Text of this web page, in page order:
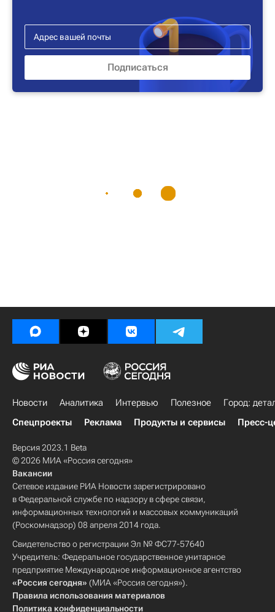
Новости Аналитика Интервью Полезное
Город:
Спецпроекты
Реклама Продукты и сервисы Пресс-
Версия 2023.1 Beta
© 2026 МИА «Россия сегодня»
Вакансии
Сетевое издание РИА Новости зарегистрировано
в Федеральной службе по надзору в сфере связи,
информационных технологий и массовых коммуникаций
(Роскомнадзор) 08 апреля 2014 года.
Свидетельство о регистрации Эл № ФС77-57640
Учредитель: Федеральное государственное унитарное
предприятие Международное информационное агентство
«Россия сегодня» (МИА «Россия сегодня»).
Правила использования материалов
Политика конфиденциальности